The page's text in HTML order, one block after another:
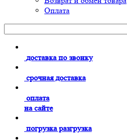
Оплата
доставка по звонку
срочная доставка
оплата
на сайте
погрузка разгрузка